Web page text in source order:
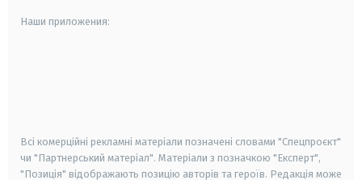
Наши приложения:
Всі комерційні рекламні матеріали позначені словами "Спецпроєкт"
чи "Партнерський матеріал". Матеріали з позначкою "Експерт",
"Позиція" відображають позицію авторів та героїв. Редакція може